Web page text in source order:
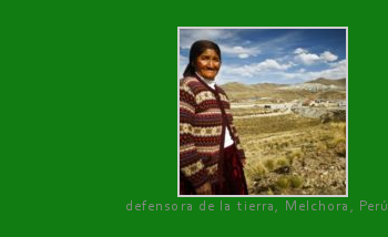
defensora de la tierra, Melchora, Perú